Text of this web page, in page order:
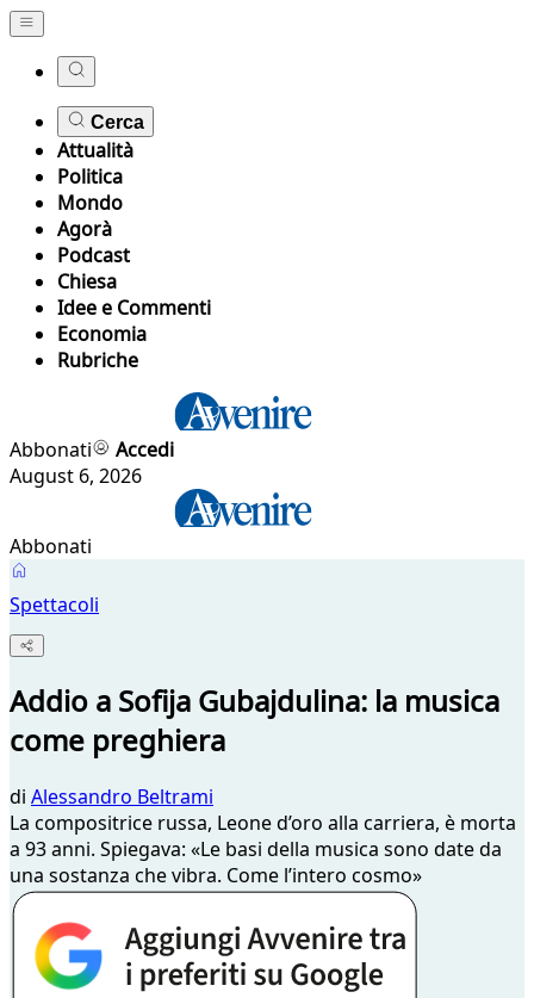
Cerca
Attualità
Politica
Mondo
Agorà
Podcast
Chiesa
Idee e Commenti
Economia
Rubriche
Abbonati
Accedi
August 6, 2026
Abbonati
Spettacoli
Addio a Sofija Gubajdulina: la musica
come preghiera
di Alessandro Beltrami
La compositrice russa, Leone d’oro alla carriera, è morta
a 93 anni. Spiegava: «Le basi della musica sono date da
una sostanza che vibra. Come l’intero cosmo»